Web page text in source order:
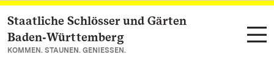
Zum Hauptinhalt springen
Staatliche Schlösser und Gärten
Baden‑Württemberg
KOMMEN. STAUNEN. GENIESSEN.